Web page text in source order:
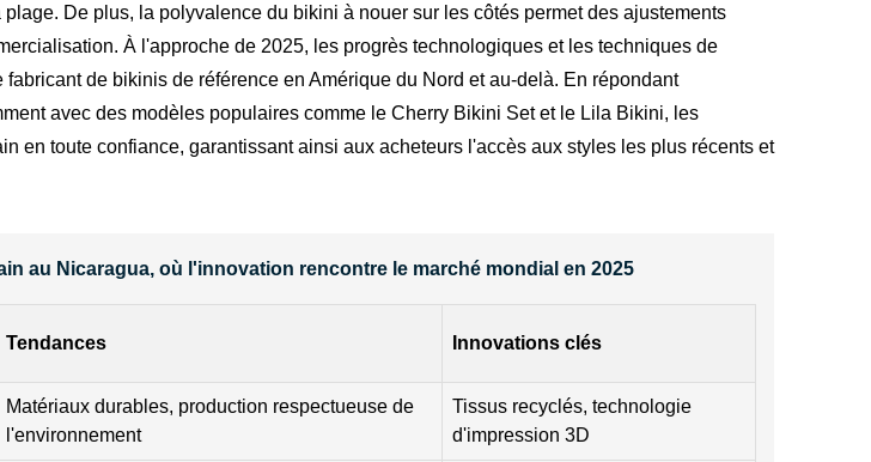
De plus, la polyvalence du bikini à nouer sur les côtés permet des ajustements
À l'approche de 2025, les progrès technologiques et les techniques de
de bikinis de référence en Amérique du Nord et au-delà. En répondant
avec des modèles populaires comme le Cherry Bikini Set et le Lila Bikini, les
en toute confiance, garantissant ainsi aux acheteurs l'accès aux styles les plus récents et
au Nicaragua, où l'innovation rencontre le marché mondial en 2025
Tendances Innovations clés
Matériaux durables, production respectueuse de
l'environnement
Tissus recyclés, technologie
d'impression 3D